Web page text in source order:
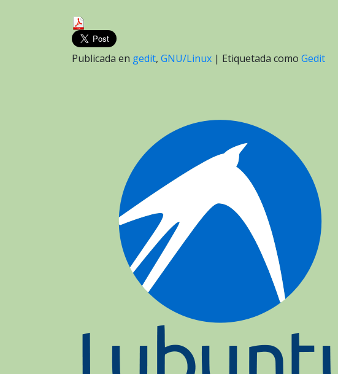
Publicada en gedit, GNU/Linux | Etiquetada como Gedit